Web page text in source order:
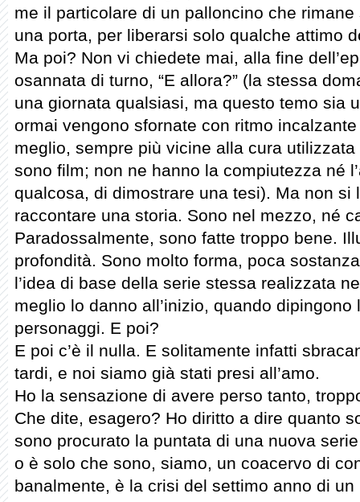
me il particolare di un palloncino che
una porta, per liberarsi solo qualche attimo
Ma poi? Non vi chiedete mai, alla fine
osannata di turno, “E allora?” (la stessa
una giornata qualsiasi, ma questo temo sia
ormai vengono sfornate con ritmo
meglio, sempre più vicine alla cura
sono film; non ne hanno la compiutezza né
qualcosa, di dimostrare una tesi). Ma non si
raccontare una storia. Sono nel mezzo, né
Paradossalmente, sono fatte troppo bene.
profondità. Sono molto forma, poca
l’idea di base della serie stessa realizzata
meglio lo danno all’inizio, quando dipingono
personaggi. E poi?
E poi c’è il nulla. E solitamente infatti
tardi, e noi siamo già stati presi all’amo.
Ho la sensazione di avere perso tanto,
Che dite, esagero? Ho diritto a dire quanto
sono procurato la puntata di una nuova
o è solo che sono, siamo, un coacervo di
banalmente, è la crisi del settimo anno di un